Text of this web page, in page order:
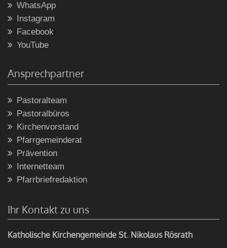
WhatsApp
Instagram
Facebook
YouTube
Ansprechpartner
Pastoralteam
Pastoralbüros
Kirchenvorstand
Pfarrgemeinderat
Prävention
Internetteam
Pfarrbriefredaktion
Ihr Kontakt zu uns
Katholische Kirchengemeinde St. Nikolaus Rösrath